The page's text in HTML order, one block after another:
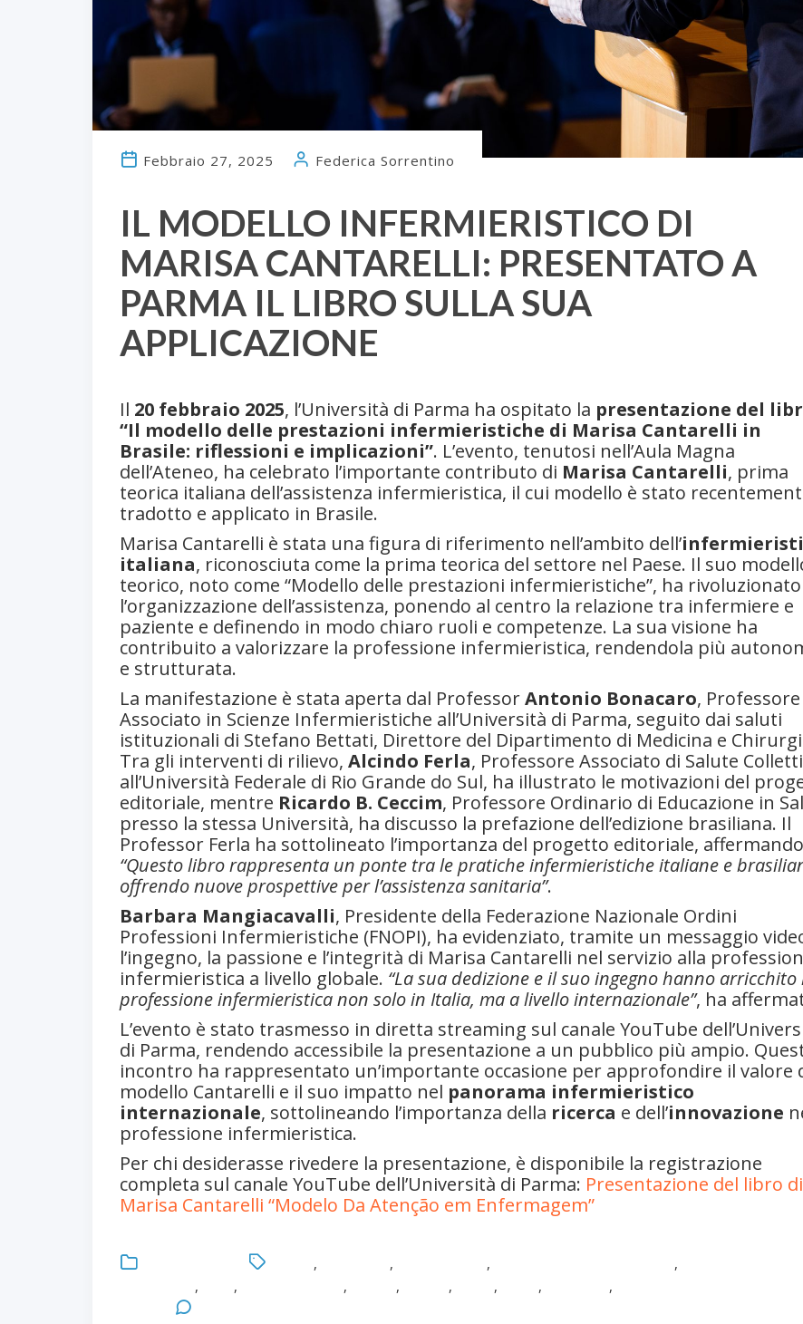
IL MODELLO INFERMIERISTICO DI
MARISA CANTARELLI: PRESENTATO A
PARMA IL LIBRO SULLA SUA
APPLICAZIONE
Febbraio 27, 2025 Federica Sorrentino
Il 20 febbraio 2025, l’Università di Parma ha ospitato la presentazione del
“Il modello delle prestazioni infermieristiche di Marisa Cantarelli in
Brasile: riflessioni e implicazioni”. L’evento, tenutosi nell’Aula Magna
dell’Ateneo, ha celebrato l’importante contributo di Marisa Cantarelli, prima
teorica italiana dell’assistenza infermieristica, il cui modello è stato
tradotto e applicato in Brasile.
Marisa Cantarelli è stata una figura di riferimento nell’ambito dell’
italiana, riconosciuta come la prima teorica del settore nel Paese. Il suo
teorico, noto come “Modello delle prestazioni infermieristiche”, ha rivoluzionato
l’organizzazione dell’assistenza, ponendo al centro la relazione tra infermiere e
paziente e definendo in modo chiaro ruoli e competenze. La sua visione ha
contribuito a valorizzare la professione infermieristica, rendendola più
e strutturata.
La manifestazione è stata aperta dal ProfessorAntonio Bonacaro, Professore
Associato in Scienze Infermieristiche all’Università di Parma, seguito dai saluti
istituzionali di Stefano Bettati, Direttore del Dipartimento di Medicina e
Tra gli interventi di rilievo, Alcindo Ferla, Professore Associato di Salute
all’Università Federale di Rio Grande do Sul, ha illustrato le motivazioni del
editoriale, mentre Ricardo B. Ceccim, Professore Ordinario di Educazione in
presso la stessa Università, ha discusso la prefazione dell’edizione brasiliana. Il
Professor Ferla ha sottolineato l’importanza del progetto editoriale,
“Questo libro rappresenta un ponte tra le pratiche infermieristiche italiane e
offrendo nuove prospettive per l’assistenza sanitaria”.
Barbara Mangiacavalli, Presidente della Federazione Nazionale Ordini
Professioni Infermieristiche (FNOPI), ha evidenziato, tramite un messaggio
l’ingegno, la passione e l’integrità di Marisa Cantarelli nel servizio alla
infermieristica a livello globale. “La sua dedizione e il suo ingegno hanno arricchito
professione infermieristica non solo in Italia, ma a livello internazionale”, ha
L’evento è stato trasmesso in diretta streaming sul canale YouTube
di Parma, rendendo accessibile la presentazione a un pubblico più ampio.
incontro ha rappresentato un’importante occasione per approfondire il valore
modello Cantarelli e il suo impatto nel panorama infermieristico
internazionale, sottolineando l’importanza della ricerca e dell’innovazione
professione infermieristica.
Per chi desiderasse rivedere la presentazione, è disponibile la registrazione
completa sul canale YouTube dell’Università di Parma: Presentazione del libro di
Marisa Cantarelli “Modelo Da Atenção em Enfermagem”
, , , ,
, , , , , , , ,